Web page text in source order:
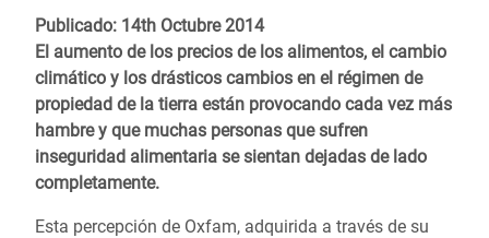
Publicado: 14th Octubre 2014
El aumento de los precios de los alimentos, el cambio
climático y los drásticos cambios en el régimen de
propiedad de la tierra están provocando cada vez más
hambre y que muchas personas que sufren
inseguridad alimentaria se sientan dejadas de lado
completamente.
Esta percepción de Oxfam, adquirida a través de su